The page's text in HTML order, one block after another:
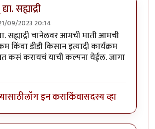
सह्याद्री
09/2023 20:14
सह्याद्री चानेलवर आमची माती आमची
किंवा डीडी किसान इत्यादी कार्यक्रम
कसं करायचं याची कल्पना येईल. जागा
लॉग इन कराकिंवासदस्य व्हा